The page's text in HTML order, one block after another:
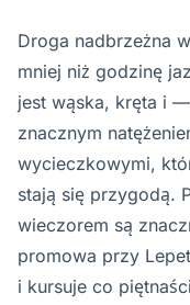
Droga nadbrzeżna
mniej niż godzinę
jest wąska, kręta i
znacznym
wycieczkowymi,
stają się przygodą.
wieczorem są
promowa przy
i kursuje co